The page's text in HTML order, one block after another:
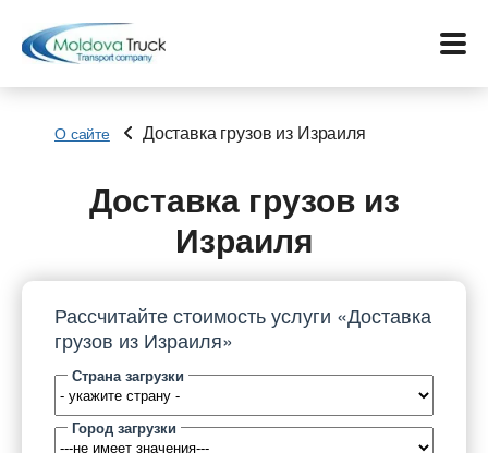
Контакты
Биржа
О сайте Доставка грузов из Израиля
Доставка грузов из
Израиля
Рассчитайте стоимость услуги «Доставка
грузов из Израиля»
Страна загрузки
Город загрузки